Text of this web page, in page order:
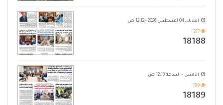
حضرموت
الثلاثاء, 04 أغسطس 2026 - 12:12 ص
217
18188
الأمس - الساعة 12:13 ص
189
18189